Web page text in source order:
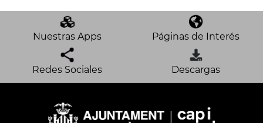
Nuestras Apps Páginas de Interés
Redes Sociales Descargas